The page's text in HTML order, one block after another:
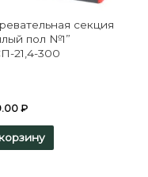
секция
пол №1”
21,4-300
₽